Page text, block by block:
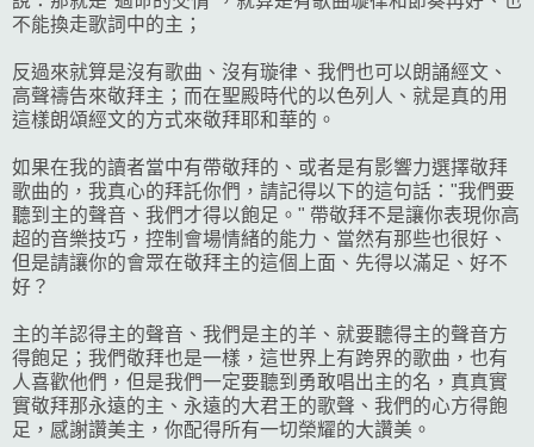
不能換走歌詞中的主；
反過來就算是沒有歌曲、沒有璇律、我們也可以朗誦經文、
高聲禱告來敬拜主；而在聖殿時代的以色列人、就是真的用
這樣朗頌經文的方式來敬拜耶和華的。
如果在我的讀者當中有帶敬拜的、或者是有影響力選擇敬拜
歌曲的，我真心的拜託你們，請記得以下的這句話："我們要
聽到主的聲音、我們才得以飽足。" 帶敬拜不是讓你表現你高
超的音樂技巧，控制會場情緒的能力、當然有那些也很好、
但是請讓你的會眾在敬拜主的這個上面、先得以滿足、好不
好？
主的羊認得主的聲音、我們是主的羊、就要聽得主的聲音方
得飽足；我們敬拜也是一樣，這世界上有跨界的歌曲，也有
人喜歡他們，但是我們一定要聽到勇敢唱出主的名，真真實
實敬拜那永遠的主、永遠的大君王的歌聲、我們的心方得飽
足，感謝讚美主，你配得所有一切榮耀的大讚美。